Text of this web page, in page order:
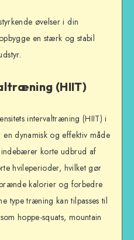
øvelser i din
en stærk og stabil
(HIIT)
intervaltræning (HIIT) i
dynamisk og effektiv måde
korte udbrud af
hvileperioder, hvilket gør
kalorier og forbedre
type træning kan tilpasses til
hoppe-squats, mountain